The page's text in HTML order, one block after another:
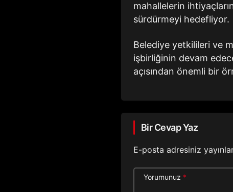
mahallelerin
sürdürmeyi hedefliyor.
Belediye yetkilileri ve
işbirliğinin devam
açısından önemli bir
Bir Cevap Yaz
E-posta adresiniz
Yorumunuz *